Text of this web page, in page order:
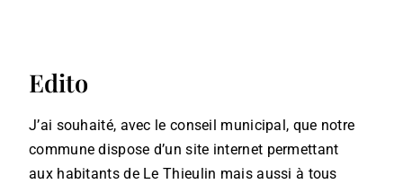
Edito
J’ai souhaité, avec le conseil municipal, que notre
commune dispose d’un site internet permettant
aux habitants de Le Thieulin mais aussi à tous